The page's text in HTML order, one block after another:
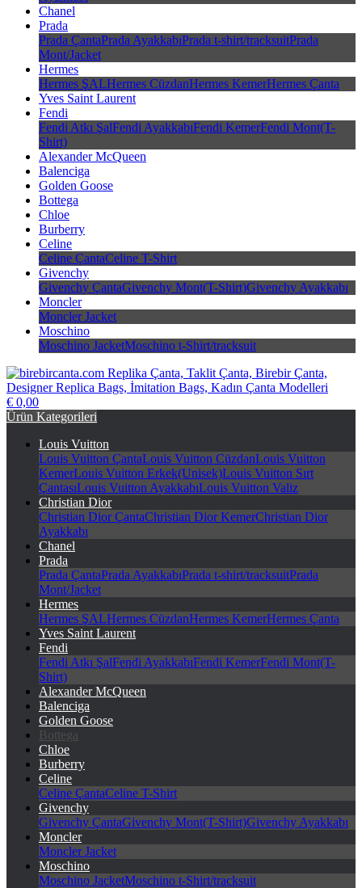
Chanel
Prada
Prada ÇantaPrada AyakkabıPrada t-shirt/tracksuitPrada
Mont/Jacket
Hermes
Hermes ŞALHermes CüzdanHermes KemerHermes Çanta
Yves Saint Laurent
Fendi
Fendi Atkı ŞalFendi AyakkabıFendi KemerFendi Mont(T-
Shirt)
Alexander McQueen
Balenciga
Golden Goose
Bottega
Chloe
Burberry
Celine
Celine ÇantaCeline T-Shirt
Givenchy
Givenchy ÇantaGivenchy Mont(T-Shirt)Givenchy Ayakkabı
Moncler
Moncler Jacket
Moschino
Moschino JacketMoschino t-Shirt/tracksuit
birebircanta.com Replika Çanta, Taklit Çanta, Birebir Çanta,
€ 0,00
Ürün Kategorileri
Louis Vuitton
Louis Vuitton ÇantaLouis Vuitton CüzdanLouis Vuitton
KemerLouis Vuitton Erkek(Unisek)Louis Vuitton Sırt
ÇantasıLouis Vuitton AyakkabıLouis Vuitton Valiz
Christian Dior
Christian Dior ÇantaChristian Dior KemerChristian Dior
Ayakkabı
Chanel
Prada
Prada ÇantaPrada AyakkabıPrada t-shirt/tracksuitPrada
Mont/Jacket
Hermes
Hermes ŞALHermes CüzdanHermes KemerHermes Çanta
Yves Saint Laurent
Fendi
Fendi Atkı ŞalFendi AyakkabıFendi KemerFendi Mont(T-
Shirt)
Alexander McQueen
Balenciga
Golden Goose
Bottega
Chloe
Burberry
Celine
Celine ÇantaCeline T-Shirt
Givenchy
Givenchy ÇantaGivenchy Mont(T-Shirt)Givenchy Ayakkabı
Moncler
Moncler Jacket
Moschino
Moschino JacketMoschino t-Shirt/tracksuit